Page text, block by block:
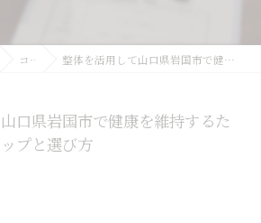
コラム 整体を活用して山口県岩国市で健康を維持するための具体的ステップと選び方
口県岩国市で健康を維持するた
プと選び方